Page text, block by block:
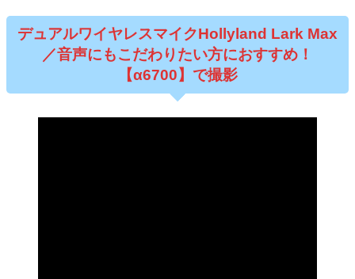
デュアルワイヤレスマイクHollyland Lark Max
／音声にもこだわりたい方におすすめ！
【α6700】で撮影